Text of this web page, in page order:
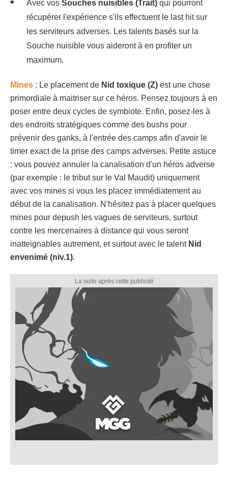
Avec vos Souches nuisibles (Trait) qui pourront
récupérer l'expérience s'ils effectuent le last hit sur
les serviteurs adverses. Les talents basés sur la
Souche nuisible vous aideront à en profiter un
maximum.
Mines : Le placement de Nid toxique (Z) est une chose
primordiale à maitriser sur ce héros. Pensez toujours à en
poser entre deux cycles de symbiote. Enfin, posez-les à
des endroits stratégiques comme des bushs pour
prévenir des ganks, à l'entrée des camps afin d'avoir le
timer exact de la prise des camps adverses. Petite astuce
: vous pouvez annuler la canalisation d'un héros adverse
(par exemple : le tribut sur le Val Maudit) uniquement
avec vos mines si vous les placez immédiatement au
début de la canalisation. N'hésitez pas à placer quelques
mines pour depush les vagues de serviteurs, surtout
contre les mercenaires à distance qui vous seront
inatteignables autrement, et surtout avec le talent Nid
envenimé (niv.1).